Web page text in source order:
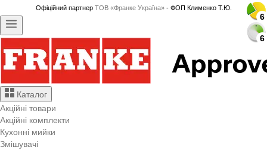
Офіційний партнер ТОВ «Франке Україна»- ФОП Клименко Т.Ю.
Каталог
Акційні товари
Акційні комплекти
Кухонні мийки
Змішувачі
6
6
6
6
6
6
6
6
6
6
6
6
6
6
6
6
6
6
6
6
6
6
6
6
6
6
6
6
6
6
6
6
6
6
6
6
6
6
6
6
6
6
6
6
6
6